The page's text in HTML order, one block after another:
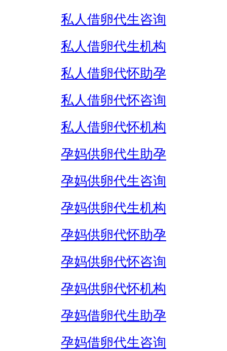
私人借卵代生咨询
私人借卵代生机构
私人借卵代怀助孕
私人借卵代怀咨询
私人借卵代怀机构
孕妈供卵代生助孕
孕妈供卵代生咨询
孕妈供卵代生机构
孕妈供卵代怀助孕
孕妈供卵代怀咨询
孕妈供卵代怀机构
孕妈借卵代生助孕
孕妈借卵代生咨询